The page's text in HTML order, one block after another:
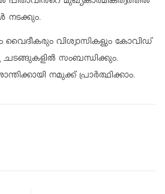
നടക്കും.
വൈദീകരും വിശ്വാസികളും കോവിഡ്
ചടങ്ങുകളിൽ സംബന്ധിക്കും.
നമുക്ക് പ്രാർത്ഥിക്കാം.